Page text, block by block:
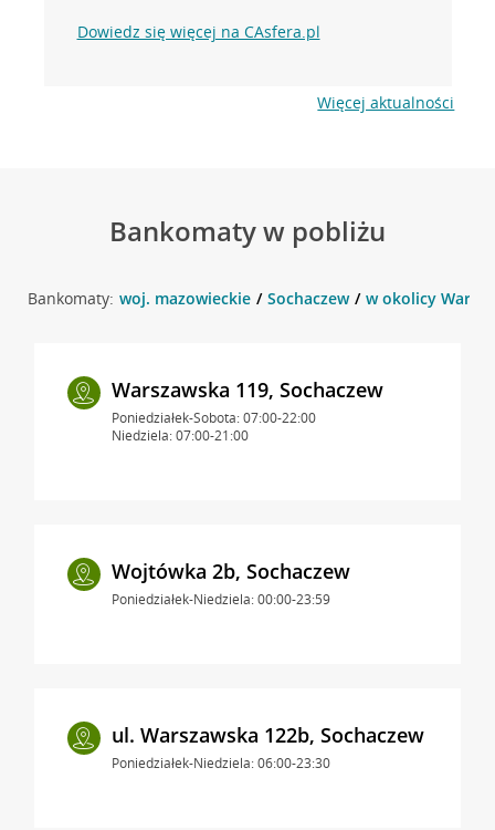
Dowiedz się więcej na CAsfera.pl
Więcej aktualności
Bankomaty w pobliżu
Bankomaty: woj. mazowieckie Sochaczew w okolicy
Warszawska 119, Sochaczew
Poniedziałek-Sobota: 07:00-22:00
Niedziela: 07:00-21:00
Wojtówka 2b, Sochaczew
Poniedziałek-Niedziela: 00:00-23:59
ul. Warszawska 122b, Sochaczew
Poniedziałek-Niedziela: 06:00-23:30